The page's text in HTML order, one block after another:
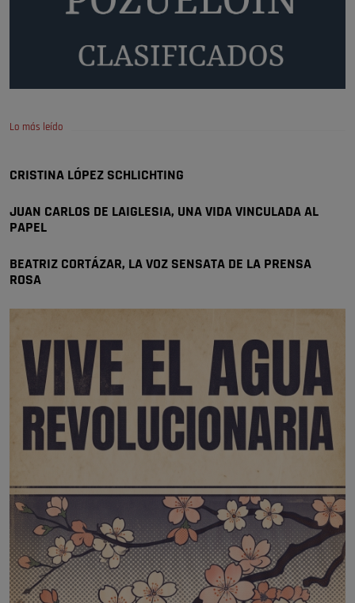
Pozuelo de Alarcón
A ver si llega alguno que de verdad le importe la seguridad de Pozuelo
Pozuelo de Alarcón
Lo más leído
CRISTINA LÓPEZ SCHLICHTING
JUAN CARLOS DE LAIGLESIA, UNA VIDA VINCULADA AL
PAPEL
BEATRIZ CORTÁZAR, LA VOZ SENSATA DE LA PRENSA
ROSA